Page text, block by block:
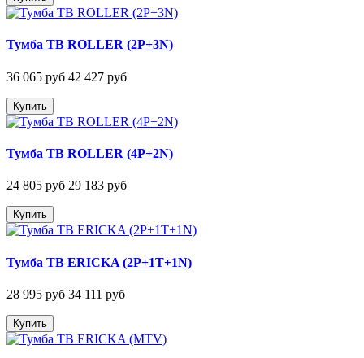
Тумба ТВ ROLLER (2P+3N)
36 065 руб 42 427 руб
Купить
Тумба ТВ ROLLER (4P+2N)
24 805 руб 29 183 руб
Купить
Тумба ТВ ERICKA (2P+1T+1N)
28 995 руб 34 111 руб
Купить